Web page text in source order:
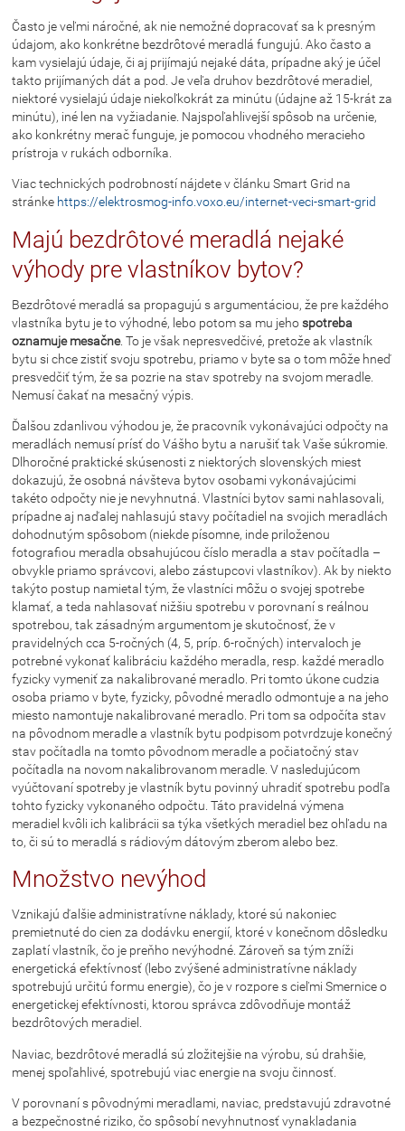
Často je veľmi náročné, ak nie nemožné dopracovať sa k presným
údajom, ako konkrétne bezdrôtové meradlá fungujú. Ako často a
kam vysielajú údaje, či aj prijímajú nejaké dáta, prípadne aký je účel
takto prijímaných dát a pod. Je veľa druhov bezdrôtové meradiel,
niektoré vysielajú údaje niekoľkokrát za minútu (údajne až 15-krát za
minútu), iné len na vyžiadanie. Najspoľahlivejší spôsob na určenie,
ako konkrétny merač funguje, je pomocou vhodného meracieho
prístroja v rukách odborníka.
Viac technických podrobností nájdete v článku Smart Grid na
stránke https://elektrosmog-info.voxo.eu/internet-veci-smart-grid
Majú bezdrôtové meradlá nejaké
výhody pre vlastníkov bytov?
Bezdrôtové meradlá sa propagujú s argumentáciou, že pre každého
vlastníka bytu je to výhodné, lebo potom sa mu jehospotreba
oznamuje mesačne. To je však nepresvedčivé, pretože ak vlastník
bytu si chce zistiť svoju spotrebu, priamo v byte sa o tom môže hneď
presvedčiť tým, že sa pozrie na stav spotreby na svojom meradle.
Nemusí čakať na mesačný výpis.
Ďalšou zdanlivou výhodou je, že pracovník vykonávajúci odpočty na
meradlách nemusí prísť do Vášho bytu a narušiť tak Vaše súkromie.
Dlhoročné praktické skúsenosti z niektorých slovenských miest
dokazujú, že osobná návšteva bytov osobami vykonávajúcimi
takéto odpočty nie je nevyhnutná. Vlastníci bytov sami nahlasovali,
prípadne aj naďalej nahlasujú stavy počítadiel na svojich meradlách
dohodnutým spôsobom (niekde písomne, inde priloženou
fotografiou meradla obsahujúcou číslo meradla a stav počítadla –
obvykle priamo správcovi, alebo zástupcovi vlastníkov). Ak by niekto
takýto postup namietal tým, že vlastníci môžu o svojej spotrebe
klamať, a teda nahlasovať nižšiu spotrebu v porovnaní s reálnou
spotrebou, tak zásadným argumentom je skutočnosť, že v
pravidelných cca 5-ročných (4, 5, príp. 6-ročných) intervaloch je
potrebné vykonať kalibráciu každého meradla, resp. každé meradlo
fyzicky vymeniť za nakalibrované meradlo. Pri tomto úkone cudzia
osoba priamo v byte, fyzicky, pôvodné meradlo odmontuje a na jeho
miesto namontuje nakalibrované meradlo. Pri tom sa odpočíta stav
na pôvodnom meradle a vlastník bytu podpisom potvrdzuje konečný
stav počítadla na tomto pôvodnom meradle a počiatočný stav
počítadla na novom nakalibrovanom meradle. V nasledujúcom
vyúčtovaní spotreby je vlastník bytu povinný uhradiť spotrebu podľa
tohto fyzicky vykonaného odpočtu. Táto pravidelná výmena
meradiel kvôli ich kalibrácii sa týka všetkých meradiel bez ohľadu na
to, či sú to meradlá s rádiovým dátovým zberom alebo bez.
Množstvo nevýhod
Vznikajú ďalšie administratívne náklady, ktoré sú nakoniec
premietnuté do cien za dodávku energií, ktoré v konečnom dôsledku
zaplatí vlastník, čo je preňho nevýhodné. Zároveň sa tým zníži
energetická efektívnosť (lebo zvýšené administratívne náklady
spotrebujú určitú formu energie), čo je v rozpore s cieľmi Smernice o
energetickej efektívnosti, ktorou správca zdôvodňuje montáž
bezdrôtových meradiel.
Naviac, bezdrôtové meradlá sú zložitejšie na výrobu, sú drahšie,
menej spoľahlivé, spotrebujú viac energie na svoju činnosť.
V porovnaní s pôvodnými meradlami, naviac, predstavujú zdravotné
a bezpečnostné riziko, čo spôsobí nevyhnutnosť vynakladania